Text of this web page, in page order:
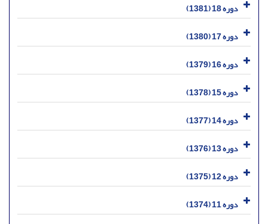
دوره 18 (1381)
دوره 17 (1380)
دوره 16 (1379)
دوره 15 (1378)
دوره 14 (1377)
دوره 13 (1376)
دوره 12 (1375)
دوره 11 (1374)